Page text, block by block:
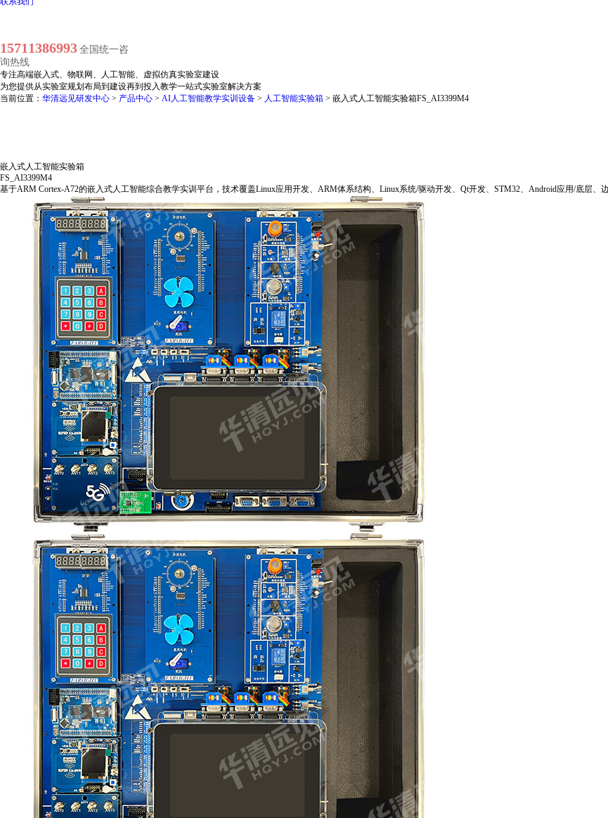
15711386993 全国统一咨
询热线
专注高端嵌入式、物联网、人工智能、虚拟仿真实验室建设
为您提供从实验室规划布局到建设再到投入教学一站式实验室解决方案
当前位置： 华清远见研发中心 > 产品中心 > AI人工智能教学实训设备 > 人工智能实验箱 > 嵌入式人工智能实验箱FS_AI3399M4
嵌入式人工智能实验箱
FS_AI3399M4
基于ARM Cortex-A72的嵌入式人工智能综合教学实训平台，技术覆盖Linux应用开发、ARM体系结构、Linux系统/驱动开发、Qt开发、STM32、Android应用/底层